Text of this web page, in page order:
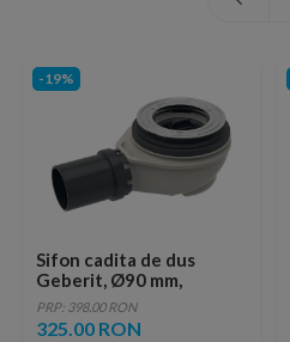
-19%
Sifon cadita de dus
Geberit, Ø90 mm,
inaltimea garzii
hidraulice 50 mm
PRP: 398.00 RON
325.00 RON